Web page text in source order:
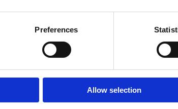
Preferences
Allow selection
in de buurt